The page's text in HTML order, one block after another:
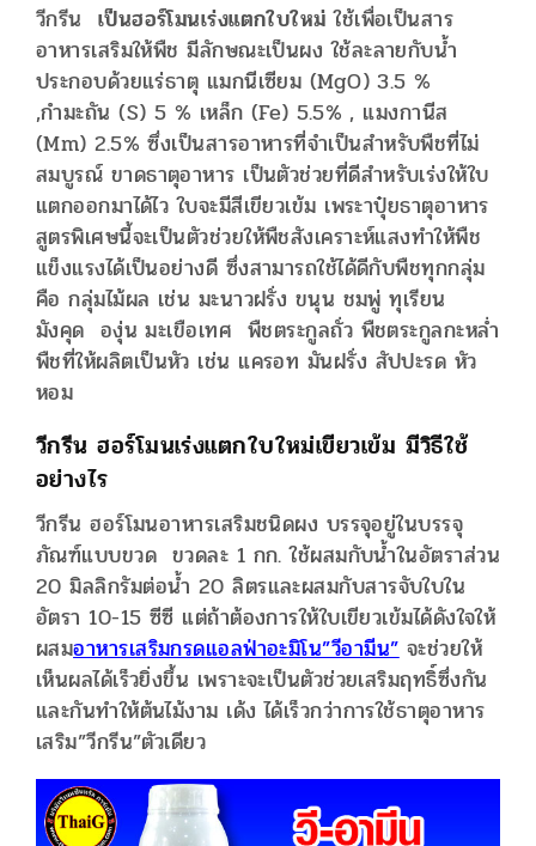
วีกรีน เป็นฮอร์โมนเร่งแตกใบใหม่ใช้เพื่อเป็นสาร
อาหารเสริมให้พืช มีลักษณะเป็นผง ใช้ละลายกับน้ำ
ประกอบด้วยแร่ธาตุ แมกนีเซียม (MgO) 3.5 %
,กำมะถัน (S) 5 % เหล็ก (Fe) 5.5% , แมงกานีส
(Mm) 2.5% ซึ่งเป็นสารอาหารที่จำเป็นสำหรับพืชที่ไม่
สมบูรณ์ ขาดธาตุอาหาร เป็นตัวช่วยที่ดีสำหรับเร่งให้ใบ
แตกออกมาได้ไว ใบจะมีสีเขียวเข้ม เพระาปุ๋ยธาตุอาหาร
สูตรพิเศษนี้จะเป็นตัวช่วยให้พืชสังเคราะห์แสงทำให้พืช
แข็งแรงได้เป็นอย่างดี ซึ่งสามารถใช้ได้ดีกับพืชทุกกลุ่ม
คือ กลุ่มไม้ผล เช่น มะนาวฝรั่ง ขนุน ชมพู่ ทุเรียน
มังคุด องุ่น มะเขือเทศ พืชตระกูลถั่ว พืชตระกูลกะหล่ำ
พืชที่ให้ผลิตเป็นหัว เช่น แครอท มันฝรั่ง สัปปะรด หัว
หอม
วีกรีน ฮอร์โมนเร่งแตกใบใหม่เขียวเข้ม มีวิธีใช้
อย่างไร
วีกรีน ฮอร์โมนอาหารเสริมชนิดผง บรรจุอยู่ในบรรจุ
ภัณฑ์แบบขวด ขวดละ 1 กก. ใช้ผสมกับน้ำในอัตราส่วน
20 มิลลิกรัมต่อน้ำ 20 ลิตรและผสมกับสารจับใบใน
อัตรา 10-15 ซีซี แต่ถ้าต้องการให้ใบเขียวเข้มได้ดังใจให้
ผสมอาหารเสริมกรดแอลฟ่าอะมิโน”วีอามีน” จะช่วยให้
เห็นผลได้เร็วยิ่งขึ้น เพราะจะเป็นตัวช่วยเสริมฤทธิ์ซึ่งกัน
และกันทำให้ต้นไม้งาม เด้ง ได้เร็วกว่าการใช้ธาตุอาหาร
เสริม”วีกรีน”ตัวเดียว